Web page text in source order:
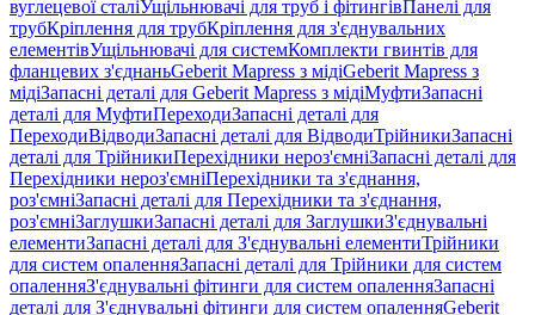
вуглецевої сталіУщільнювачі для труб і фітингівПанелі для
трубКріплення для трубКріплення для з'єднувальних
елементівУщільнювачі для системКомплекти гвинтів для
фланцевих з'єднаньGeberit Mapress з мідіGeberit Mapress з
мідіЗапасні деталі для Geberit Mapress з мідіМуфтиЗапасні
деталі для МуфтиПереходиЗапасні деталі для
ПереходиВідводиЗапасні деталі для ВідводиТрійникиЗапасні
деталі для ТрійникиПерехідники нероз'ємніЗапасні деталі для
Перехідники нероз'ємніПерехідники та з'єднання,
роз'ємніЗапасні деталі для Перехідники та з'єднання,
роз'ємніЗаглушкиЗапасні деталі для ЗаглушкиЗ'єднувальні
елементиЗапасні деталі для З'єднувальні елементиТрійники
для систем опаленняЗапасні деталі для Трійники для систем
опаленняЗ'єднувальні фітинги для систем опаленняЗапасні
деталі для З'єднувальні фітинги для систем опаленняGeberit